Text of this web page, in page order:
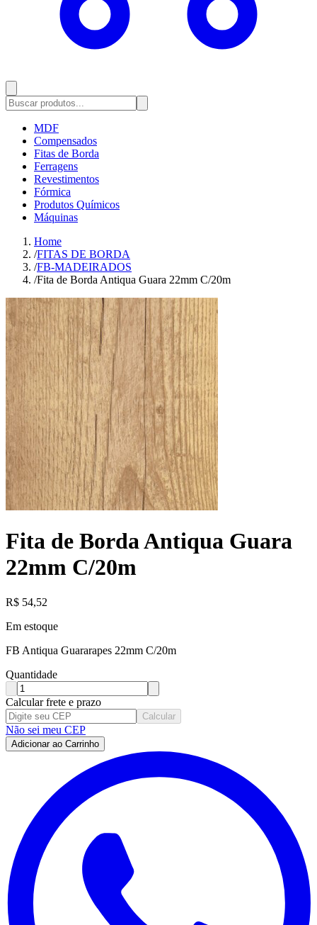
MDF
Compensados
Fitas de Borda
Ferragens
Revestimentos
Fórmica
Produtos Químicos
Máquinas
Home
/FITAS DE BORDA
/FB-MADEIRADOS
/Fita de Borda Antiqua Guara 22mm C/20m
Fita de Borda Antiqua Guara
22mm C/20m
R$ 54,52
Em estoque
FB Antiqua Guararapes 22mm C/20m
Quantidade
Calcular frete e prazo
Calcular
Não sei meu CEP
Adicionar ao Carrinho